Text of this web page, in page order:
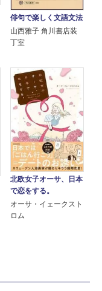
俳句で楽しく文語文法
山西雅子 角川書店装
丁室
北欧女子オーサ、日本
で恋をする。
オーサ・イェークスト
ロム